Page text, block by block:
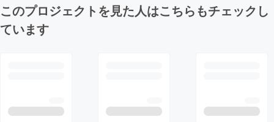
このプロジェクトを見た人はこちらもチェックし
ています